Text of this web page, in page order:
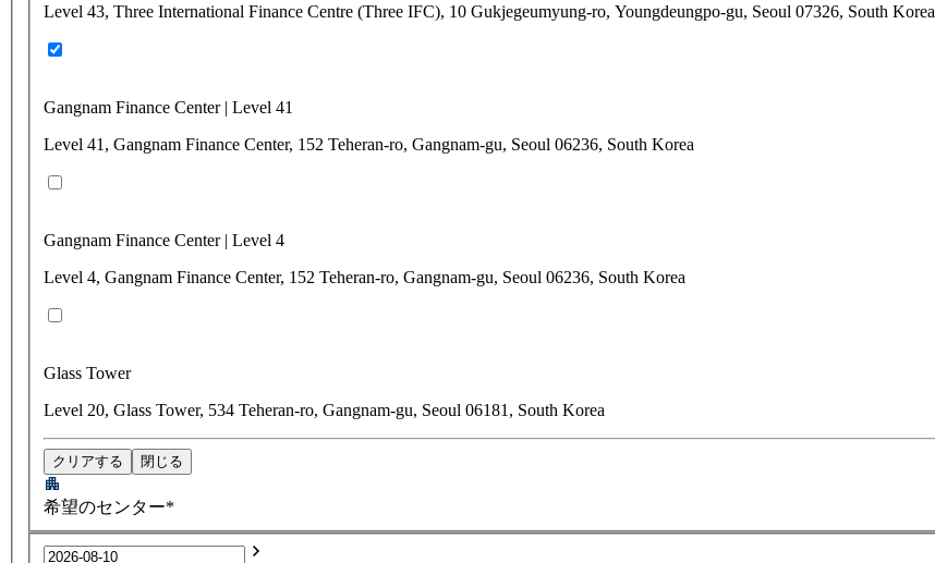
Level 43, Three International Finance Centre (Three IFC), 10 Gukjegeumyung-ro, Youngdeungpo-gu, Seoul 07326, South Korea
Gangnam Finance Center | Level 41
Level 41, Gangnam Finance Center, 152 Teheran-ro, Gangnam-gu, Seoul 06236, South Korea
Gangnam Finance Center | Level 4
Level 4, Gangnam Finance Center, 152 Teheran-ro, Gangnam-gu, Seoul 06236, South Korea
Glass Tower
Level 20, Glass Tower, 534 Teheran-ro, Gangnam-gu, Seoul 06181, South Korea
クリアする 閉じる
希望のセンター*